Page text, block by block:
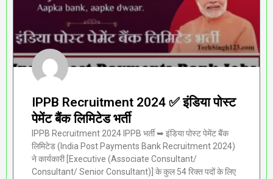
IPPB Recruitment 2024 ✅ इंडिया पोस्ट
पेमेंट बैंक लिमिटेड भर्ती
IPPB Recruitment 2024 IPPB भर्ती ➥ इंडिया पोस्ट पेमेंट बैंक
लिमिटेड (India Post Payments Bank Recruitment 2024)
ने कार्यकारी [Executive (Associate Consultant/
Consultant/ Senior Consultant)] के कुल 54 रिक्त पदों के लिए